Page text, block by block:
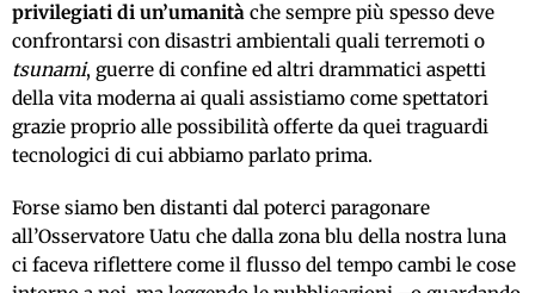
privilegiati di un’umanità che sempre più spesso deve
confrontarsi con disastri ambientali quali terremoti o
tsunami, guerre di confine ed altri drammatici aspetti
della vita moderna ai quali assistiamo come spettatori
grazie proprio alle possibilità offerte da quei traguardi
tecnologici di cui abbiamo parlato prima.
Forse siamo ben distanti dal poterci paragonare
all’Osservatore Uatu che dalla zona blu della nostra luna
ci faceva riflettere come il flusso del tempo cambi le cose